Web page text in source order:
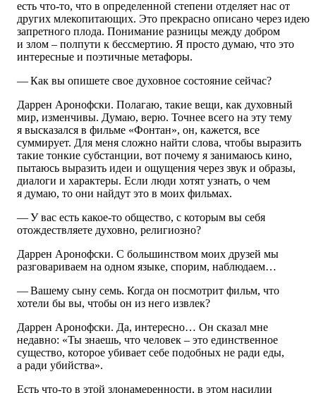
есть что-то, что в определенной степени отделяет нас от
других млекопитающих. Это прекрасно описано через идею
запретного плода. Понимание разницы между добром
и злом – полпути к бессмертию. Я просто думаю, что это
интересные и поэтичные метафоры.
— Как вы опишете свое духовное состояние сейчас?
Даррен Аронофски. Полагаю, такие вещи, как духовный
мир, изменчивы. Думаю, верю. Точнее всего на эту тему
я высказался в фильме «Фонтан», он, кажется, все
суммирует. Для меня сложно найти слова, чтобы выразить
такие тонкие субстанции, вот почему я занимаюсь кино,
пытаюсь выразить идеи и ощущения через звук и образы,
диалоги и характеры. Если люди хотят узнать, о чем
я думаю, то они найдут это в моих фильмах.
— У вас есть какое-то общество, с которым вы себя
отождествляете духовно, религиозно?
Даррен Аронофски. С большинством моих друзей мы
разговариваем на одном языке, спорим, наблюдаем…
— Вашему сыну семь. Когда он посмотрит фильм, что
хотели бы вы, чтобы он из него извлек?
Даррен Аронофски. Да, интересно… Он сказал мне
недавно: «Ты знаешь, что человек – это единственное
существо, которое убивает себе подобных не ради еды,
а ради убийства».
Есть что-то в этой злонамеренности, в этом насилии